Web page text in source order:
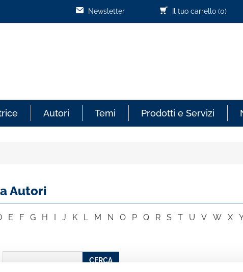
Il tuo carrello (0)
Newsletter
Autori Temi Prodotti e Servizi
Autori
E F G H I J K L M N O P Q R S T U V W X
CERCA